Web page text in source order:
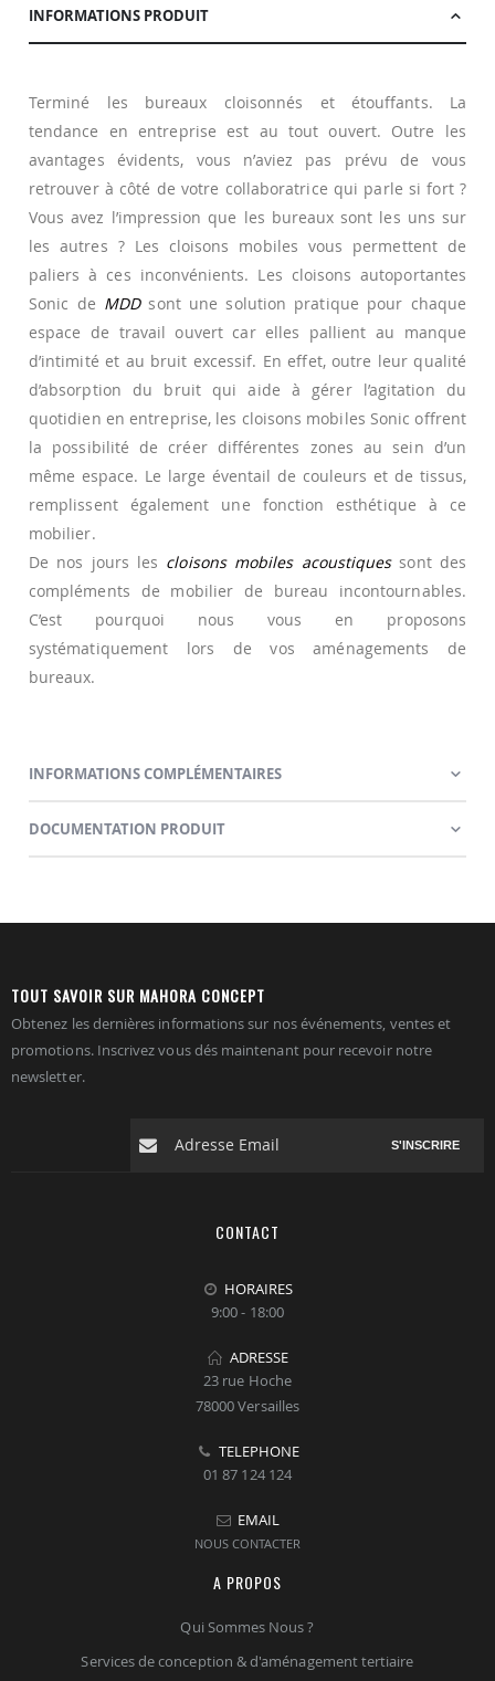
INFORMATIONS PRODUIT
Terminé les bureaux cloisonnés et étouffants. La
tendance en entreprise est au tout ouvert. Outre les
avantages évidents, vous n’aviez pas prévu de vous
retrouver à côté de votre collaboratrice qui parle si fort ?
Vous avez l’impression que les bureaux sont les uns sur
les autres ? Les cloisons mobiles vous permettent de
paliers à ces inconvénients. Les cloisons autoportantes
Sonic de MDDsont une solution pratique pour chaque
espace de travail ouvert car elles pallient au manque
d’intimité et au bruit excessif. En effet, outre leur qualité
d’absorption du bruit qui aide à gérer l’agitation du
quotidien en entreprise, les cloisons mobiles Sonic offrent
la possibilité de créer différentes zones au sein d’un
même espace. Le large éventail de couleurs et de tissus,
remplissent également une fonction esthétique à ce
mobilier.
De nos jours les cloisons mobiles acoustiquessont des
compléments de mobilier de bureau incontournables.
C’est pourquoi nous vous en proposons
systématiquement lors de vos aménagements de
bureaux.
INFORMATIONS COMPLÉMENTAIRES
DOCUMENTATION PRODUIT
TOUT SAVOIR SUR MAHORA CONCEPT
Obtenez les dernières informations sur nos événements, ventes et
promotions. Inscrivez vous dés maintenant pour recevoir notre
newsletter.
S'INSCRIRE
CONTACT
HORAIRES
9:00 - 18:00
ADRESSE
23 rue Hoche
78000 Versailles
TELEPHONE
01 87 124 124
EMAIL
NOUS CONTACTER
A PROPOS
Qui Sommes Nous ?
Services de conception & d'aménagement tertiaire